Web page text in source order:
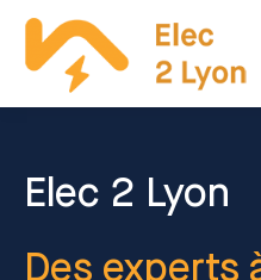
Elec 2 Lyon
Des experts